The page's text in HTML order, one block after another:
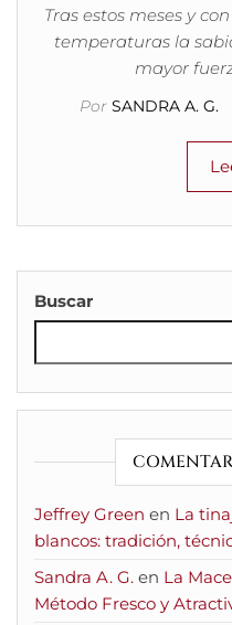
Tras estos meses y
temperaturas la
mayor
Por SANDRA A. G.
Buscar
Jeffrey Green en La
blancos: tradición,
Sandra A. G. en La
Método Fresco y